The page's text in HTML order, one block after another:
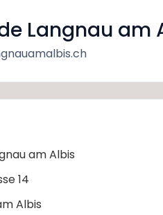
Langnau am
am Albis
14
Albis